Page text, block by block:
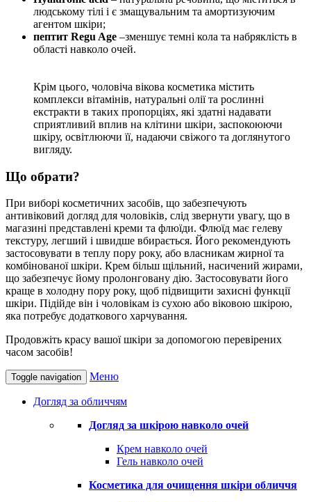
людському тілі і є змащувальним та амортизуючим
агентом шкіри;
пептит Regu Age –зменшує темні кола та набряклість в
області навколо очей.
Крім цього, чоловіча вікова косметика містить
комплекси вітамінів, натуральні олії та рослинні
екстракти в таких пропорціях, які здатні надавати
сприятливий вплив на клітини шкіри, заспокоюючи
шкіру, освітлюючи її, надаючи свіжого та доглянутого
вигляду.
Що обрати?
При виборі косметичних засобів, що забезпечують
антивіковий догляд для чоловіків, слід звернути увагу, що в
магазині представлені креми та флюїди. Флюїд має гелеву
текстуру, легший і швидше вбирається. Його рекомендують
застосовувати в теплу пору року, або власникам жирної та
комбінованої шкіри. Крем більш щільний, насичений жирами,
що забезпечує йому пролонговану дію. Застосовувати його
краще в холодну пору року, щоб підвищити захисні функції
шкіри. Підійде він і чоловікам із сухою або віковою шкірою,
яка потребує додаткового харчування.
Продовжіть красу вашої шкіри за допомогою перевірених
часом засобів!
Toggle navigation Меню
Догляд за обличчям
Догляд за шкірою навколо очей
Крем навколо очей
Гель навколо очей
Косметика для очищення шкіри обличчя